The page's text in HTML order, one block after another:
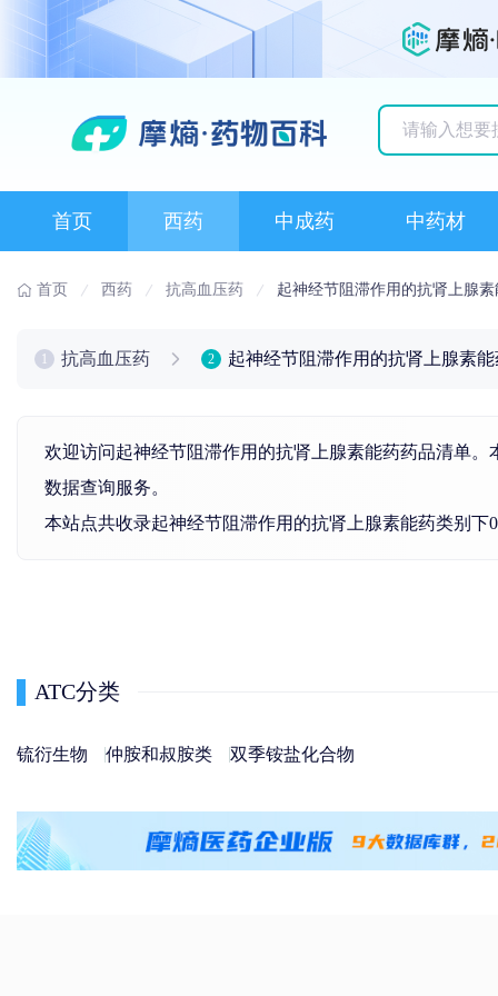
首页 西药 中成药 中药材
首页 西药 抗高血压药 起神经节阻滞作用的抗肾上腺素
抗高血压药 2 起神经节阻滞作用的抗肾上腺素能
欢迎访问起神经节阻滞作用的抗肾上腺素能药药品清单
数据查询服务。
本站点共收录起神经节阻滞作用的抗肾上腺素能药类别
ATC分类
锍衍生物 仲胺和叔胺类 双季铵盐化合物